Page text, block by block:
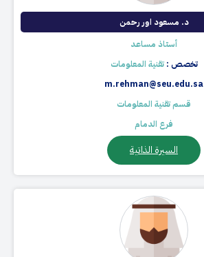
د. مسعود اور رحمن
أستاذ مساعد
تخصص :تقنية المعلومات
m.rehman@seu.edu.sa
قسم تقنية المعلومات
فرع الدمام
السيرة الذاتية